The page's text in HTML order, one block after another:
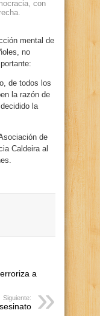
con
mental de
no
de todos los
la razón de
la
de
Caldeira al
a
Siguiente: